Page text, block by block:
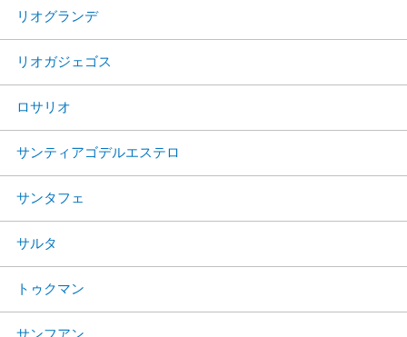
リオグランデ
リオガジェゴス
ロサリオ
サンティアゴデルエステロ
サンタフェ
サルタ
トゥクマン
サンフアン